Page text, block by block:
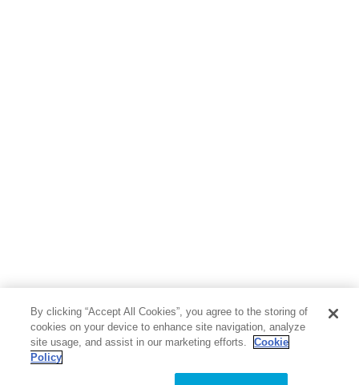
By clicking “Accept All Cookies”, you agree to the storing of
cookies on your device to enhance site navigation, analyze
site usage, and assist in our marketing efforts.
Cookie
Policy